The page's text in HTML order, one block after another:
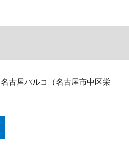
古屋パルコ（名古屋市中区栄